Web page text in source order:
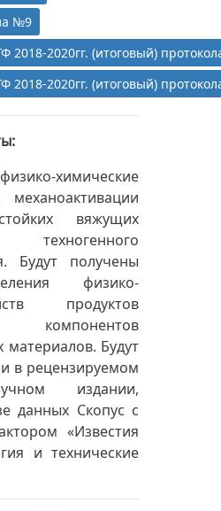
№9
2018-2020гг. (итоговый)
2018-2020гг. (итоговый)
химические
вяжущих
Будут получены
физико-
продуктов
компонентов
Будут
в рецензируемом
издании,
данных Скопус с
«Известия
и технические